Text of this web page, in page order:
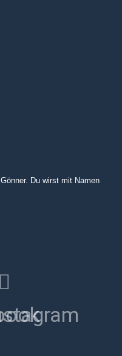
Du wirst mit Namen